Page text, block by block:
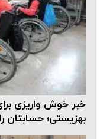
خبر خوش واریزی
بهزیستی؛ حسابتان